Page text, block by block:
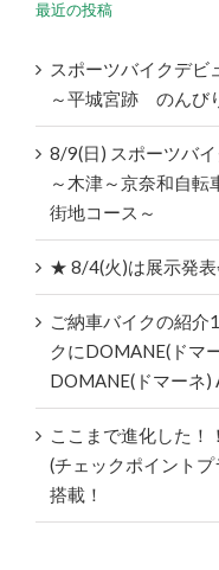
最近の投稿
スポーツバイクデ
～平城宮跡 のんび
8/9(日) スポーツバ
～木津～京奈和自
街地コース～
★ 8/4(火)は展示発
ご納車バイクの紹
クにDOMANE(ドマ
DOMANE(ドマーネ)
ここまで進化した！
(チェックポイント
搭載！